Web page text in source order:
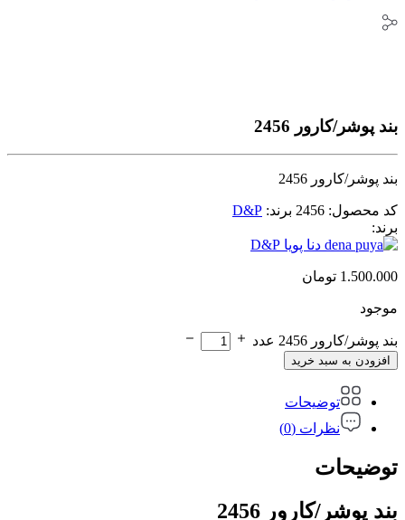
بند پوشر/کارور 2456
بند پوشر/کارور 2456
کد محصول: 2456 برند: D&P
برند:
D&P
1.500.000 تومان
موجود
بند پوشر/کارور 2456 عدد
افزودن به سبد خرید
توضیحات
نظرات (0)
توضیحات
بند پوشر/کارور 2456